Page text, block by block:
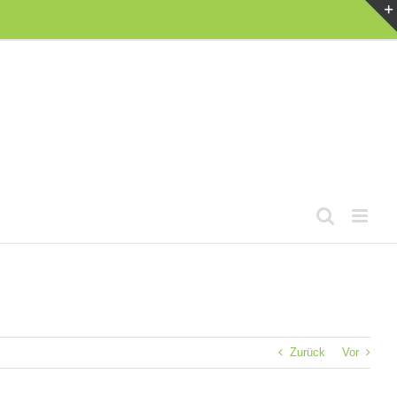
Zurück Vor